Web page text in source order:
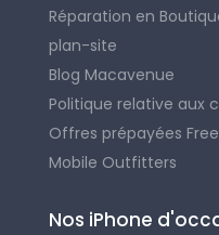
Réparation en
plan-site
Blog Macavenue
Politique relative aux
Offres prépayées Free
Mobile Outfitters
Nos iPhone